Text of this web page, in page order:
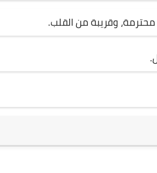
وقريبة من القلب.